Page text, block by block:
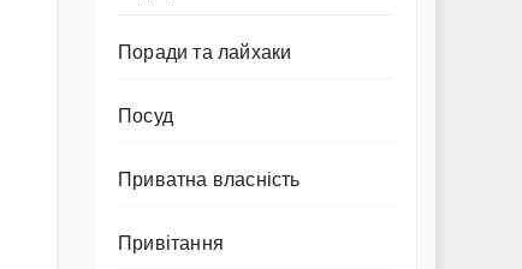
Поради та лайхаки
Посуд
Приватна власність
Привітання